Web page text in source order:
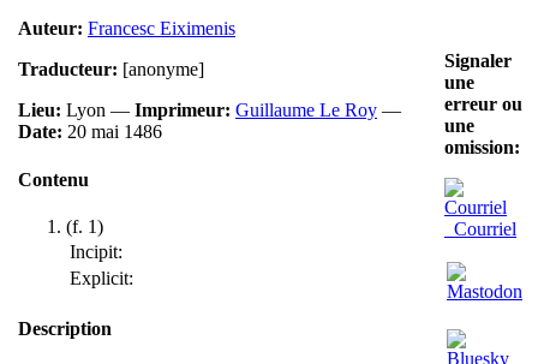
Auteur: Francesc Eiximenis
Traducteur: [anonyme]
Lieu: Lyon — Imprimeur: Guillaume Le Roy —
Date: 20 mai 1486
Contenu
(f. 1)
Incipit:
Explicit:
Description
Signaler
une
erreur ou
une
omission:
Courriel